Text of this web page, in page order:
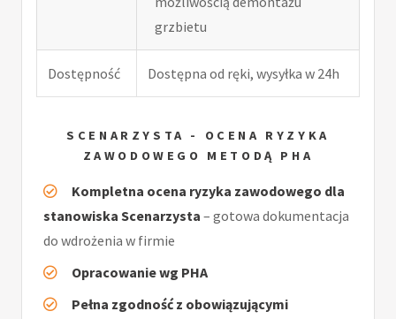
grzbietu
Dostępność Dostępna od ręki, wysyłka w 24h
SCENARZYSTA - OCENA RYZYKA
ZAWODOWEGO METODĄ PHA
Kompletna ocena ryzyka zawodowego dla
stanowiska Scenarzysta – gotowa dokumentacja
do wdrożenia w firmie
Opracowanie wg PHA
Pełna zgodność z obowiązującymi